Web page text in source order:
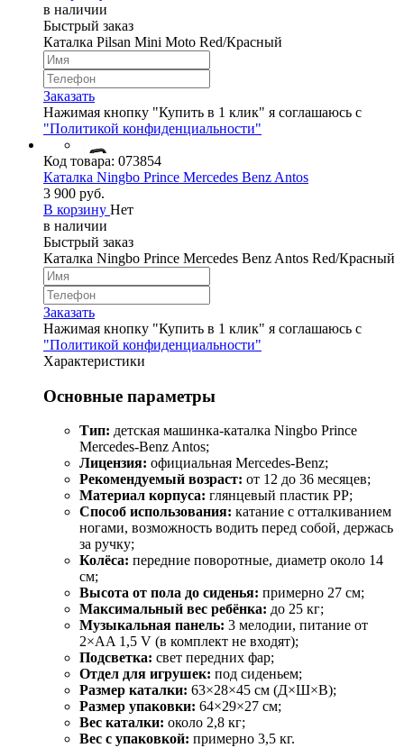
в наличии
Быстрый заказ
Каталка Pilsan Mini Moto Red/Красный
Заказать
Нажимая кнопку "Купить в 1 клик" я соглашаюсь с
"Политикой конфиденциальности"
Код товара: 073854
Каталка Ningbo Prince Merсedes Benz Antos
3 900 руб.
В корзину Нет
в наличии
Быстрый заказ
Каталка Ningbo Prince Merсedes Benz Antos Red/Красный
Заказать
Нажимая кнопку "Купить в 1 клик" я соглашаюсь с
"Политикой конфиденциальности"
Характеристики
Основные параметры
Тип: детская машинка-каталка Ningbo Prince
Mercedes-Benz Antos;
Лицензия: официальная Mercedes-Benz;
Рекомендуемый возраст: от 12 до 36 месяцев;
Материал корпуса: глянцевый пластик PP;
Способ использования: катание с отталкиванием
ногами, возможность водить перед собой, держась
за ручку;
Колёса: передние поворотные, диаметр около 14
см;
Высота от пола до сиденья: примерно 27 см;
Максимальный вес ребёнка: до 25 кг;
Музыкальная панель: 3 мелодии, питание от
2×AA 1,5 V (в комплект не входят);
Подсветка: свет передних фар;
Отдел для игрушек: под сиденьем;
Размер каталки: 63×28×45 см (Д×Ш×В);
Размер упаковки: 64×29×27 см;
Вес каталки: около 2,8 кг;
Вес с упаковкой: примерно 3,5 кг.